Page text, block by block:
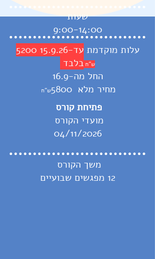
שעות
9:00-14:00
עלות מוקדמתעד-15.9.26 5200
ש"חבלבד
החל מה-16.9
מחיר מלא 5800
ש"ח
פתיחת קורס
מועדי הקורס
04/11/2026
משך הקורס
12 מפגשים שבועיים